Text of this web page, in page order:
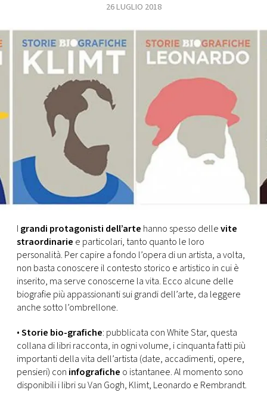
FOTO
CONCORSI
EVENTI
VIDEO
TV
DI
MONACO
RMC
CONSIGLIA
26 LUGLIO 2018
I grandi protagonisti dell’arte hanno spesso dellevite
straordinarie e particolari, tanto quanto le loro
personalità. Per capire a fondo l’opera di un artista, a volta,
non basta conoscere il contesto storico e artistico in cui è
inserito, ma serve conoscerne la vita. Ecco alcune delle
biografie più appassionanti sui grandi dell’arte, da leggere
anche sotto l’ombrellone.
•Storie bio-grafiche: pubblicata con White Star, questa
collana di libri racconta, in ogni volume, i cinquanta fatti più
importanti della vita dell’artista (date, accadimenti, opere,
pensieri) con infografiche o istantanee. Al momento sono
disponibili i libri su Van Gogh, Klimt, Leonardo e Rembrandt.